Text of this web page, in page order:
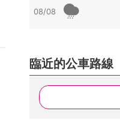
08/08
臨近的公車路線